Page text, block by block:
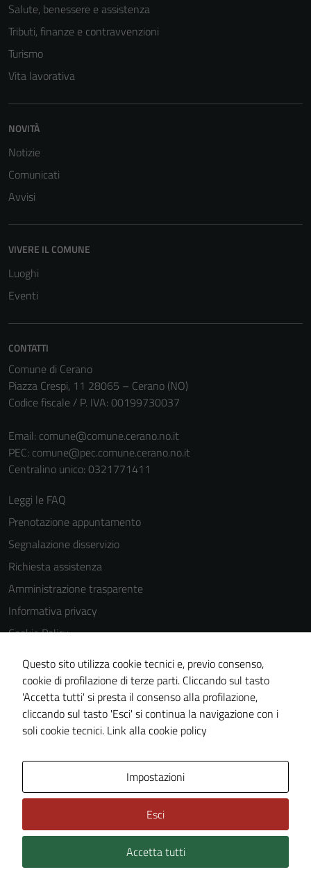
Salute, benessere e assistenza
Tributi, finanze e contravvenzioni
Turismo
Vita lavorativa
NOVITÀ
Notizie
Comunicati
Avvisi
VIVERE IL COMUNE
Luoghi
Eventi
CONTATTI
Comune di Cerano
Piazza Crespi, 11 28065 – Cerano (NO)
Codice fiscale / P. IVA: 00199730037
Email: comune@comune.cerano.no.it
PEC: comune@pec.comune.cerano.no.it
Centralino unico: 0321771411
Leggi le FAQ
Prenotazione appuntamento
Segnalazione disservizio
Richiesta assistenza
Amministrazione trasparente
Informativa privacy
Cookie Policy
Note legali
Dichiarazione di accessibilità
Piano di miglioramento del sito
Meccanismo di feedback
Technical Design s.r.l.
Questo sito utilizza cookie tecnici e, previo consenso,
cookie di profilazione di terze parti. Cliccando sul tasto
'Accetta tutti' si presta il consenso alla profilazione,
cliccando sul tasto 'Esci' si continua la navigazione con i
soli cookie tecnici. Link alla cookie policy
Impostazioni
Esci
Accetta tutti
Tecnici
Questi cookie
personali.